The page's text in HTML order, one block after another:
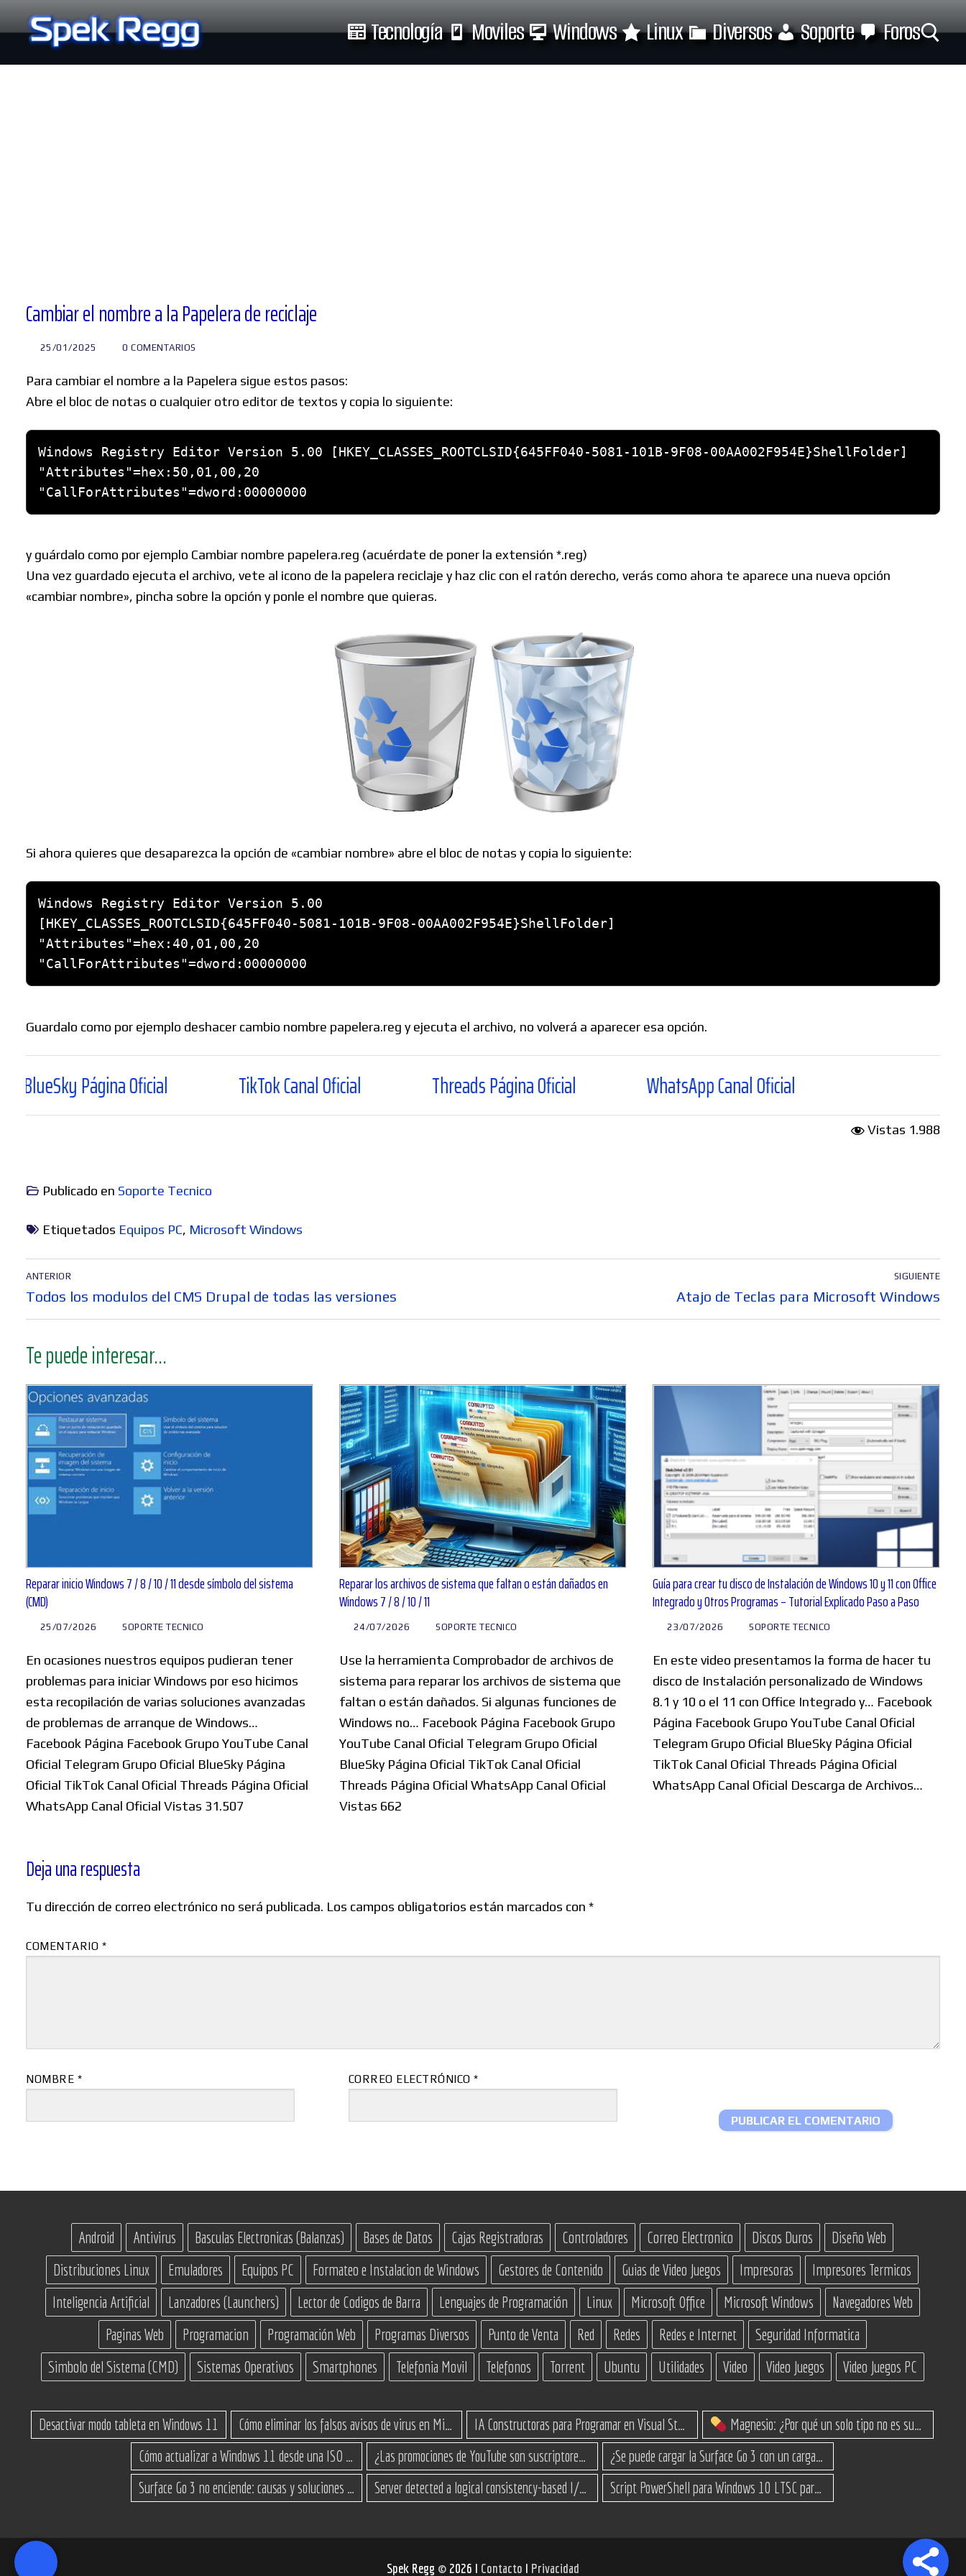
al
contenido
Tecnología Moviles Windows Linux Diversos Soporte Foros
Linux
Diversos
Foros
Cambiar el nombre a la Papelera de reciclaje
25/01/2025 0 COMENTARIOS
Para cambiar el nombre a la Papelera sigue estos pasos:
Abre el bloc de notas o cualquier otro editor de textos y copia lo siguiente:
Windows Registry Editor Version 5.00 [HKEY_CLASSES_ROOTCLSID{645FF040-5081-101B-9F08-00AA002F954E}ShellFolder]
"Attributes"=hex:50,01,00,20
y guárdalo como por ejemplo Cambiar nombre papelera.reg (acuérdate de poner la extensión *.reg)
Una vez guardado ejecuta el archivo, vete al icono de la papelera reciclaje y haz clic con el ratón derecho, verás como ahora te aparece una nueva opción
«cambiar nombre», pincha sobre la opción y ponle el nombre que quieras.
Si ahora quieres que desaparezca la opción de «cambiar nombre» abre el bloc de notas y copia lo siguiente:
Windows Registry Editor Version 5.00
[HKEY_CLASSES_ROOTCLSID{645FF040-5081-101B-9F08-00AA002F954E}ShellFolder]
"Attributes"=hex:40,01,00,20
Guardalo como por ejemplo deshacer cambio nombre papelera.reg y ejecuta el archivo, no volverá a aparecer esa opción.
Página Oficial TikTok Canal Oficial Threads Página Oficial WhatsApp Canal Oficial
Vistas 1.988
Publicado en Soporte Tecnico
Etiquetados Equipos PC, Microsoft Windows
Navegación
de
entradas
ANTERIOR
Entrada
anterior:
Todos los modulos del CMS Drupal de todas las versiones
SIGUIENTE
Entrada
siguiente:
Atajo de Teclas para Microsoft Windows
Te puede interesar...
Reparar inicio Windows 7 / 8 / 10 / 11 desde símbolo del sistema
(CMD)
25/07/2026 SOPORTE TECNICO
En ocasiones nuestros equipos pudieran tener
problemas para iniciar Windows por eso hicimos
esta recopilación de varias soluciones avanzadas
de problemas de arranque de Windows…
Facebook Página Facebook Grupo YouTube Canal
Oficial Telegram Grupo Oficial BlueSky Página
Oficial TikTok Canal Oficial Threads Página Oficial
WhatsApp Canal Oficial Vistas 31.507
Reparar los archivos de sistema que faltan o están dañados en
Windows 7 / 8 / 10 / 11
24/07/2026 SOPORTE TECNICO
Use la herramienta Comprobador de archivos de
sistema para reparar los archivos de sistema que
faltan o están dañados. Si algunas funciones de
Windows no… Facebook Página Facebook Grupo
YouTube Canal Oficial Telegram Grupo Oficial
BlueSky Página Oficial TikTok Canal Oficial
Threads Página Oficial WhatsApp Canal Oficial
Vistas 662
Guía para crear tu disco de Instalación de Windows 10 y 11 con Office
Integrado y Otros Programas – Tutorial Explicado Paso a Paso
23/07/2026 SOPORTE TECNICO
En este video presentamos la forma de hacer tu
disco de Instalación personalizado de Windows
8.1 y 10 o el 11 con Office Integrado y… Facebook
Página Facebook Grupo YouTube Canal Oficial
Telegram Grupo Oficial BlueSky Página Oficial
TikTok Canal Oficial Threads Página Oficial
WhatsApp Canal Oficial Descarga de Archivos…
Deja una respuesta
Tu dirección de correo electrónico no será publicada. Los campos obligatorios están marcados con *
COMENTARIO *
NOMBRE * CORREO ELECTRÓNICO*
Android Antivirus Basculas Electronicas (Balanzas) Bases de Datos Cajas Registradoras Controladores Correo Electronico Discos Duros
Diseño Web
Distribuciones Linux
Emuladores Equipos PC Formateo e Instalacion de Windows Gestores de Contenido Guias de Video Juegos Impresoras
Impresores Termicos
Inteligencia Artificial
Lanzadores (Launchers) Lector de Codigos de Barra Lenguajes de Programación Linux Microsoft Office Microsoft Windows
Navegadores Web
Paginas Web
Programacion Programación Web Programas Diversos Punto de Venta Red Redes Redes e Internet
Seguridad Informatica
Simbolo del Sistema (CMD)
Sistemas Operativos Smartphones Telefonia Movil Telefonos Torrent Ubuntu Utilidades Video Video Juegos Video Juegos PC
Desactivar modo tableta en Windows 11
Magnesio: ¿Por qué un solo tipo no es suficiente? (Guía de variantes)
Spek Regg © 2026 I Contacto I Privacidad